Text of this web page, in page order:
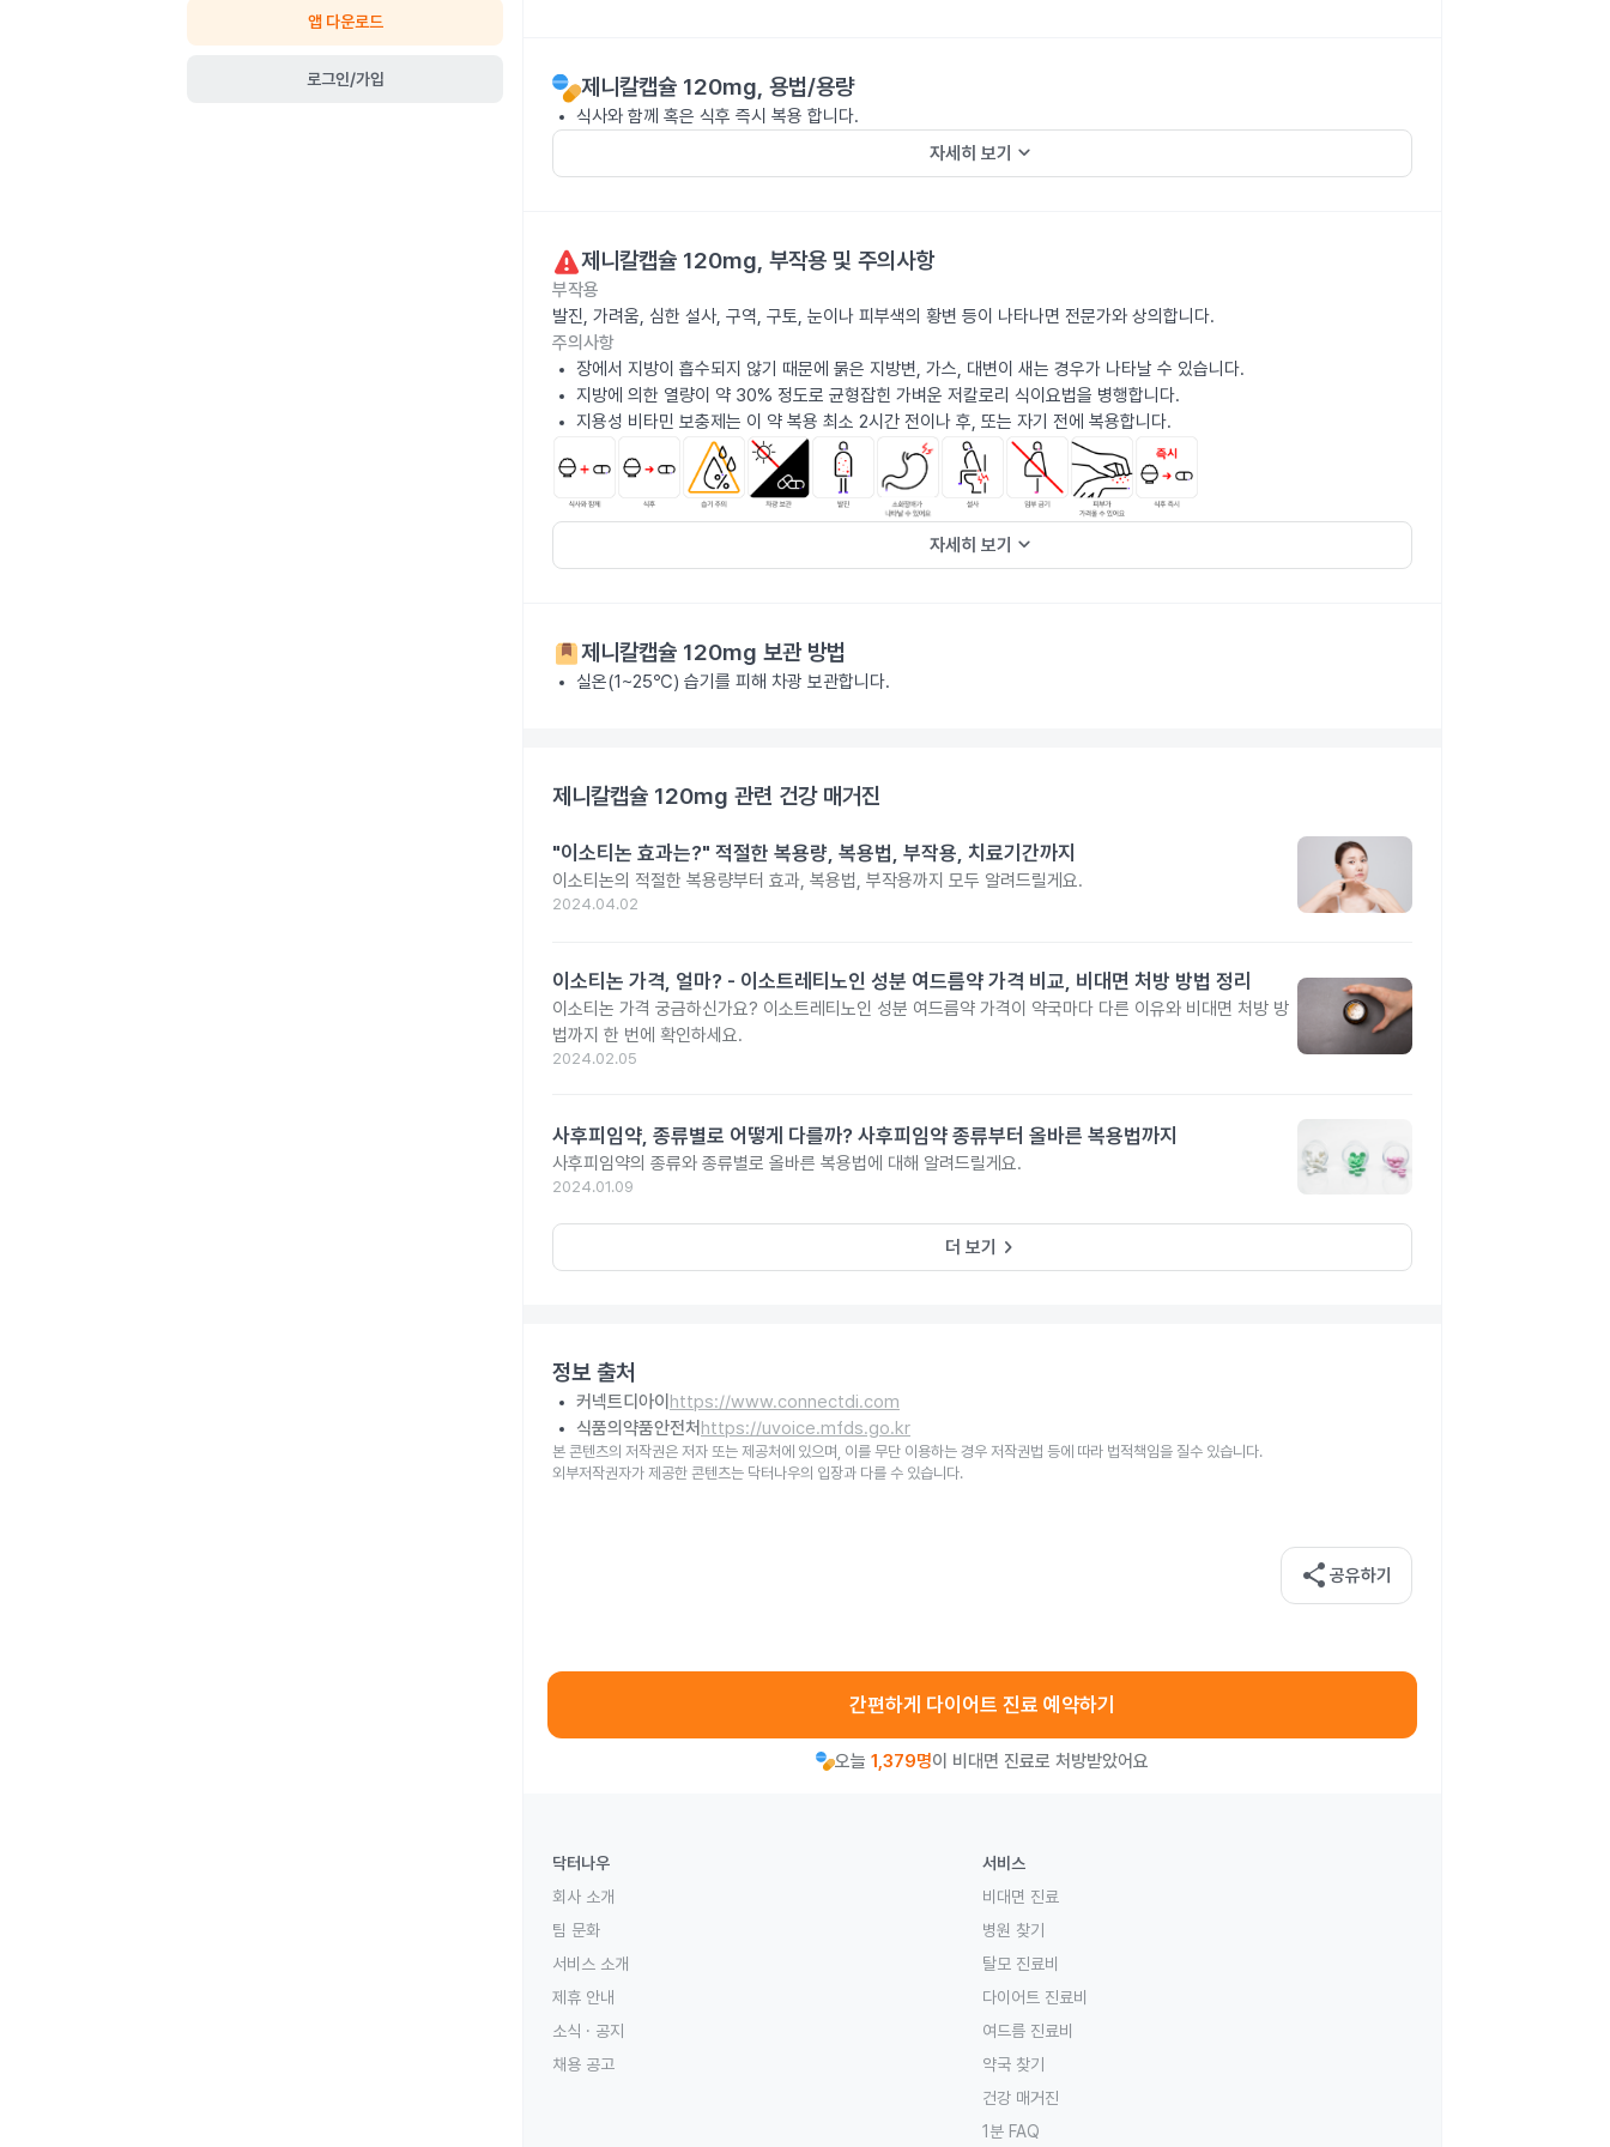
앱 다운로드
로그인/가입 제니칼캡슐 120mg, 용법/용량
식사와 함께 혹은 식후 즉시 복용 합니다.
자세히 보기 keyboard_arrow_down
제니칼캡슐 120mg, 부작용 및 주의사항
부작용
발진, 가려움, 심한 설사, 구역, 구토, 눈이나 피부색의 황변 등이 나타나면 전문가와 상의합니다.
주의사항
장에서 지방이 흡수되지 않기 때문에 묽은 지방변, 가스, 대변이 새는 경우가 나타날 수 있습니다.
지방에 의한 열량이 약 30% 정도로 균형잡힌 가벼운 저칼로리 식이요법을 병행합니다.
지용성 비타민 보충제는 이 약 복용 최소 2시간 전이나 후, 또는 자기 전에 복용합니다.
자세히 보기 keyboard_arrow_down
제니칼캡슐 120mg 보관 방법
실온(1~25℃) 습기를 피해 차광 보관합니다.
제니칼캡슐 120mg 관련 건강 매거진
"이소티논 효과는?" 적절한 복용량, 복용법, 부작용, 치료기간까지
이소티논의 적절한 복용량부터 효과, 복용법, 부작용까지 모두 알려드릴게요.
2024.04.02
이소티논 가격, 얼마? - 이소트레티노인 성분 여드름약 가격 비교, 비대면 처방 방법 정리
이소티논 가격 궁금하신가요? 이소트레티노인 성분 여드름약 가격이 약국마다 다른 이유와 비대면 처방 방
법까지 한 번에 확인하세요.
2024.02.05
사후피임약, 종류별로 어떻게 다를까? 사후피임약 종류부터 올바른 복용법까지
사후피임약의 종류와 종류별로 올바른 복용법에 대해 알려드릴게요.
2024.01.09
더 보기 keyboard_arrow_right
정보 출처
커넥트디아이 https://www.connectdi.com
식품의약품안전처 https://uvoice.mfds.go.kr
본 콘텐츠의 저작권은 저자 또는 제공처에 있으며, 이를 무단 이용하는 경우 저작권법 등에 따라 법적책임을 질수 있습니다.
외부저작권자가 제공한 콘텐츠는 닥터나우의 입장과 다를 수 있습니다.
share 공유하기
간편하게 다이어트 진료 예약하기
오늘 1,379명이 비대면 진료로 처방받았어요
닥터나우
회사 소개
팀 문화
서비스 소개
제휴 안내
소식 · 공지
채용 공고
서비스
비대면 진료
병원 찾기
탈모 진료비
다이어트 진료비
여드름 진료비
약국 찾기
건강 매거진
1분 FAQ